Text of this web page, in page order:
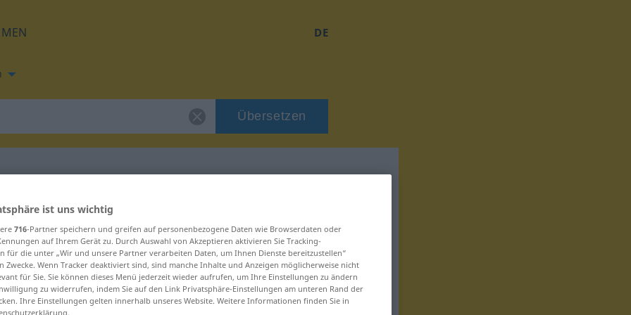
DE
Übersetzen
für "Malta"
ist uns wichtig
716-Partner speichern und greifen auf personenbezogene Daten wie Browserdaten oder
auf Ihrem Gerät zu. Durch Auswahl von Akzeptieren aktivieren Sie Tracking-
für die unter „Wir und unsere Partner verarbeiten Daten, um Ihnen Dienste bereitzustellen“
Zwecke. Wenn Tracker deaktiviert sind, sind manche Inhalte und Anzeigen möglicherweise nicht
für Sie. Sie können dieses Menü jederzeit wieder aufrufen, um Ihre Einstellungen zu ändern
zu widerrufen, indem Sie auf den Link Privatsphäre-Einstellungen am unteren Rand der
Ihre Einstellungen gelten innerhalb unseres Website. Weitere Informationen finden Sie in